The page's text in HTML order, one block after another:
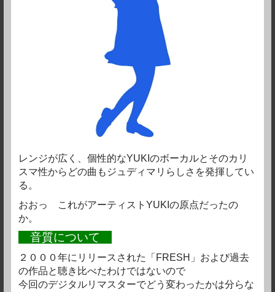
レンジが広く、個性的なYUKIのボーカルとそのカリ
スマ性からどの曲もジュディマリらしさを発揮してい
る。
おおっ これがアーティストYUKIの原点だったの
か。
音質について
２０００年にリリースされた「FRESH」および過去
の作品と聴き比べたわけではないので
今回のデジタルリマスターでどう変わったかは分らな